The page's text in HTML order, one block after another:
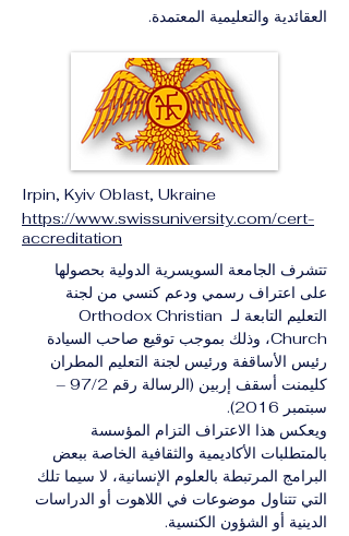
العقائدية والتعليمية المعتمدة.
Irpin, Kyiv Oblast, Ukraine
https://www.swissuniversity.com/cert-
accreditation
تتشرف الجامعة السويسرية الدولية بحصولها
على اعتراف رسمي ودعم كنسي من لجنة
التعليم التابعة لـ Orthodox Christian
Church، وذلك بموجب توقيع صاحب السيادة
رئيس الأساقفة ورئيس لجنة التعليم المطران
كليمنت أسقف إربين (الرسالة رقم 97/2 –
سبتمبر 2016).
ويعكس هذا الاعتراف التزام المؤسسة
بالمتطلبات الأكاديمية والثقافية الخاصة ببعض
البرامج المرتبطة بالعلوم الإنسانية، لا سيما تلك
التي تتناول موضوعات في اللاهوت أو الدراسات
الدينية أو الشؤون الكنسية.